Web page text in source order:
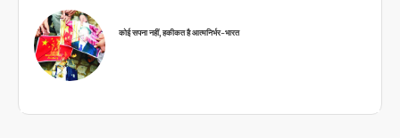
कोई सपना नहीं, हकीकत है आत्मनिर्भर-भारत